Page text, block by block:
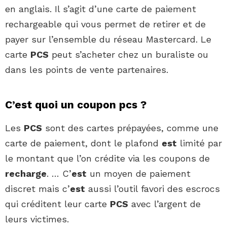
en anglais. Il s’agit d’une carte de paiement
rechargeable qui vous permet de retirer et de
payer sur l’ensemble du réseau Mastercard. Le
carte PCS peut s’acheter chez un buraliste ou
dans les points de vente partenaires.
C’est quoi un coupon pcs ?
Les PCS sont des cartes prépayées, comme une
carte de paiement, dont le plafond est limité par
le montant que l’on crédite via les coupons de
recharge. … C’est un moyen de paiement
discret mais c’est aussi l’outil favori des escrocs
qui créditent leur carte PCS avec l’argent de
leurs victimes.